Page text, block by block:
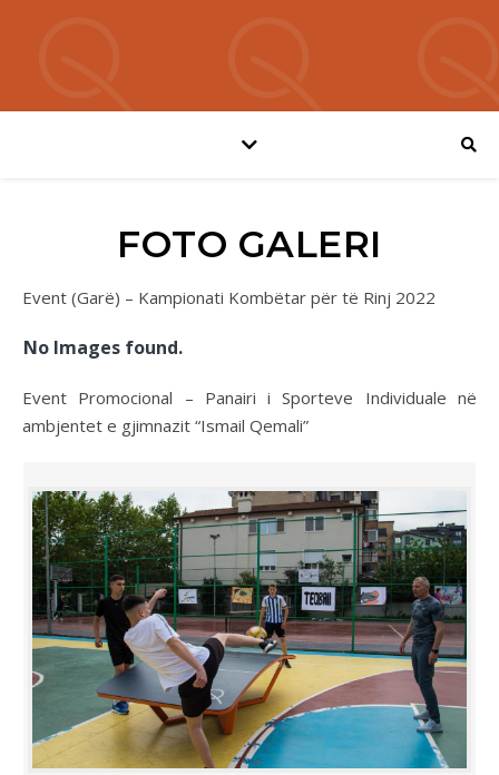
FOTO GALERI
Event (Garë) – Kampionati Kombëtar për të Rinj 2022
No Images found.
Event Promocional – Panairi i Sporteve Individuale në
ambjentet e gjimnazit “Ismail Qemali”